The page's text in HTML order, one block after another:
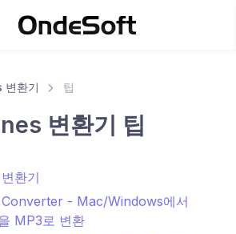
환기 팁
변환기 팁
환기
- Mac/Windows에서
MP3로 변환